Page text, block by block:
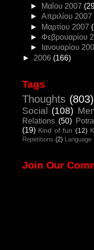
►
Μαΐου 2007
► Απριλίου 2007
►
Μαρτίου 2007
► Φεβρουαρίου
►
Ιανουαρίου
► 2006 (166)
Tags
Thoughts (803)
Social
(108)
Relations (50)
(19) Kind of fun (12)
Repetitions (2) Language
Join Our